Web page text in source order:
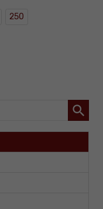
250